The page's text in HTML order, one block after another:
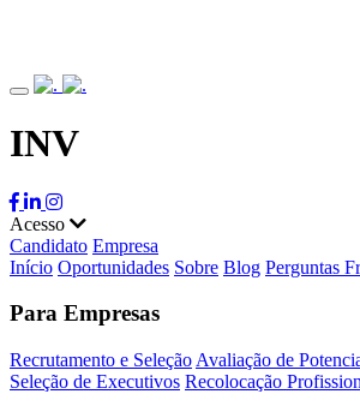
INV
Acesso
Candidato Empresa
Início Oportunidades Sobre Blog Perguntas
Para Empresas
Recrutamento e Seleção Avaliação de
Seleção de Executivos Recolocação